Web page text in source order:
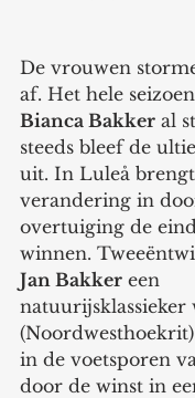
De vrouwen
af. Het hele
Bianca Bakker al
steeds bleef de
uit. In Luleå
verandering in
overtuiging de
winnen.
Jan Bakker een
natuurijsklassieker
in de voetsporen
door de winst in